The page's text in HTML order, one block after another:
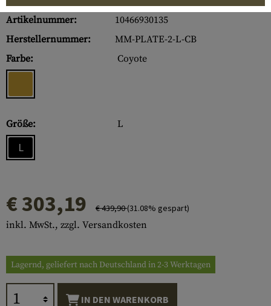
Artikelnummer:
10466930135
Herstellernummer:
MM-PLATE-2-L-CB
Farbe:
Coyote
Größe: L
L
€ 303,19 € 439,90(31.08% gespart)
inkl. MwSt., zzgl. Versandkosten
Lagernd, geliefert nach Deutschland in 2-3 Werktagen
IN DEN WARENKORB